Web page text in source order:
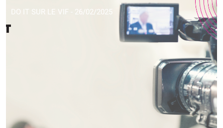
DO IT SUR LE VIF - 26/02/2025